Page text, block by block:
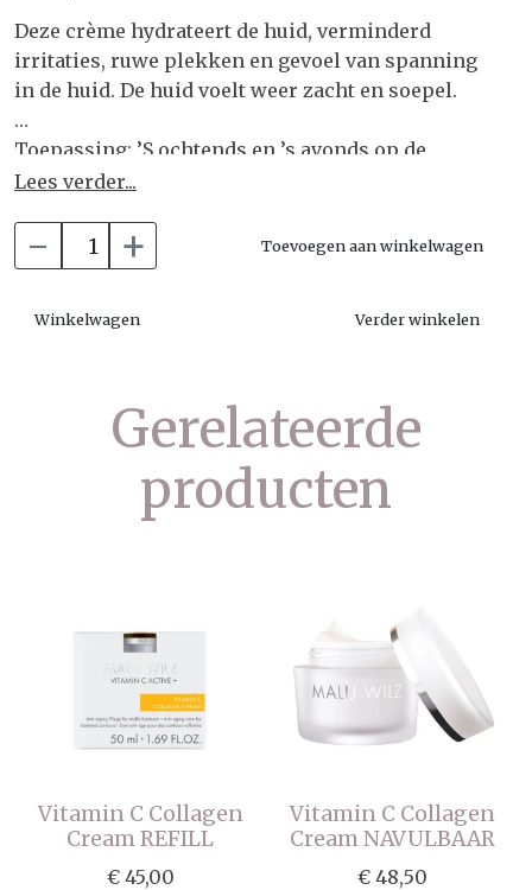
Deze crème hydrateert de huid, verminderd
irritaties, ruwe plekken en gevoel van spanning
in de huid. De huid voelt weer zacht en soepel.
Toepassing: ’S ochtends en ’s avonds op de
gereinigde huid aanbrengen.
Lees verder...
- + Toevoegen aan winkelwagen
Winkelwagen Verder winkelen
Gerelateerde
producten
Vitamin C Collagen
Cream REFILL
€ 45,00
Vitamin C Collagen
Cream NAVULBAAR
€ 48,50